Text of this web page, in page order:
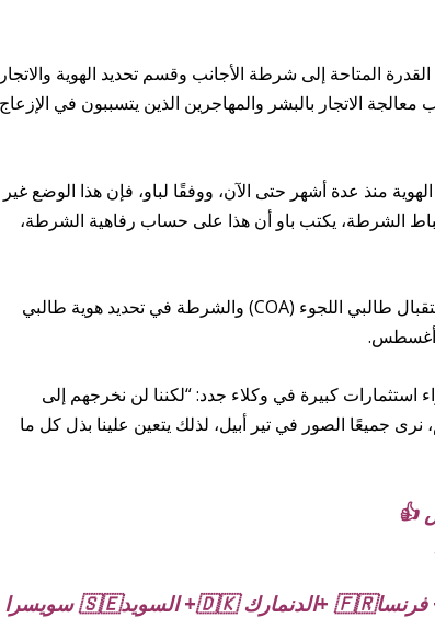
المتاحة إلى شرطة الأجانب وقسم تحديد الهوية والاتجار
منذ عدة أشهر حتى الآن، ووفقًا لباو، فإن هذا الوضع غير
الشرطة، يكتب باو أن هذا على حساب رفاهية الشرطة،
تتخلف دائرة الهجرة والتجنس (IND) والوكالة المركزية لاستقبال طالبي اللجوء (COA) والشرطة في تحديد هوية طالبي
أغسطس.
استثمارات كبيرة في وكلاء جدد: “لكننا لن نخرجهم إلى
جميعًا الصور في تير أبيل، لذلك يتعين علينا بذل كل ما
👍
قريبا للمقيمين …. في بلجيكا 🇧🇪+ ألمانيا 🇩🇪+ فرنسا🇫🇷 +الدنمارك 🇩🇰+ السويد🇸🇪 سويسرا